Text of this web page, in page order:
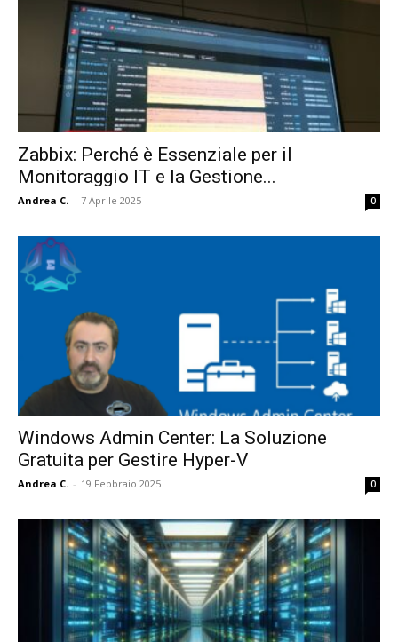
Zabbix: Perché è Essenziale per il
Monitoraggio IT e la Gestione...
Andrea C. - 7 Aprile 2025 0
Windows Admin Center: La Soluzione
Gratuita per Gestire Hyper-V
Andrea C. - 19 Febbraio 2025 0